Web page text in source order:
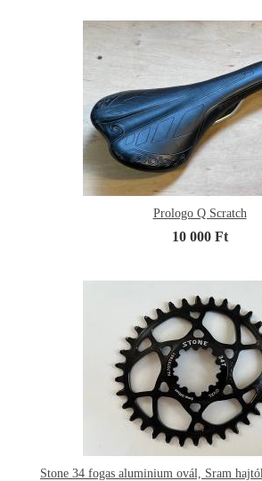
Prologo Q Scratch
10 000 Ft
Stone 34 fogas aluminium ovál, Sram